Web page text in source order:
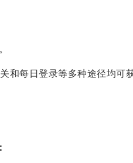
和每日登录等多种途径均可